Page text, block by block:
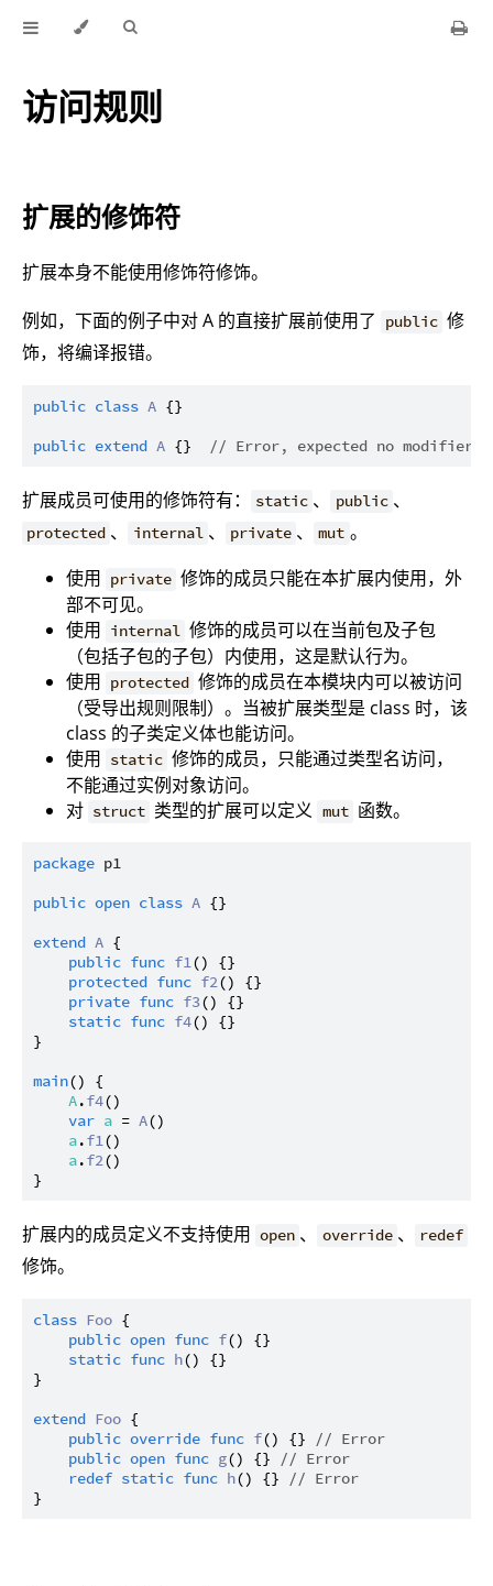
访问规则
扩展的修饰符
扩展本身不能使用修饰符修饰。
例如，下面的例子中对 A 的直接扩展前使用了
public 修
饰，将编译报错。
public class A {}
public extend A {} // Error, expected no modifier
扩展成员可使用的修饰符有： static 、 public 、
protected 、 internal 、 private 、 mut 。
使用 private 修饰的成员只能在本扩展内使用，外
部不可见。
使用 internal 修饰的成员可以在当前包及子包
（包括子包的子包）内使用，这是默认行为。
使用 protected 修饰的成员在本模块内可以被访问
（受导出规则限制）。当被扩展类型是 class 时，该
class 的子类定义体也能访问。
使用 static 修饰的成员，只能通过类型名访问，
不能通过实例对象访问。
对 struct 类型的扩展可以定义 mut 函数。
package p1
public open class A {}
extend A {
public func f1() {}
protected func f2() {}
private func f3() {}
static func f4() {}
}
main() {
A.f4()
var a = A()
a.f1()
a.f2()
扩展内的成员定义不支持使用 open 、 override 、 redef
修饰。
class Foo {
public open func f() {}
static func h() {}
}
extend Foo {
public override func f() {}
// Error
public open func g() {}
// Error
redef static func h() {}
// Error